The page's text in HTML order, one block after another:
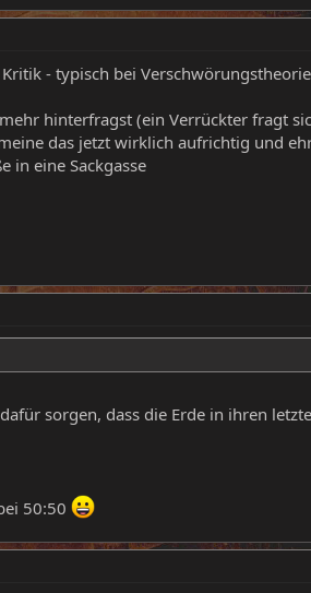
- typisch bei
hinterfragst (ein Verrückter fragt
das jetzt wirklich aufrichtig und
in eine Sackgasse
sorgen, dass die Erde in ihren
50:50